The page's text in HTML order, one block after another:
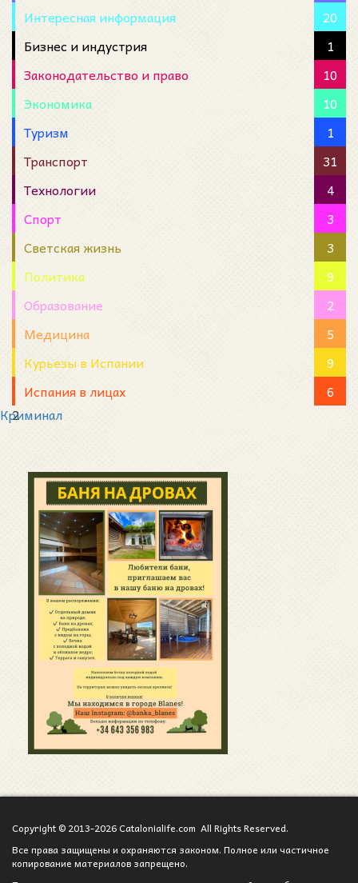
Интересная информация
20
Бизнес и индустрия
1
Законодательство и право
10
Экономика
10
Туризм
1
Транспорт
31
Технологии
4
Спорт
3
Светская жизнь
3
Политика
9
Образование
2
Медицина
5
Курьезы в Испании
9
Испания в лицах
6
Криминал
2
Copyright © 2013-2026 Catalonialife.com All Rights Reserved.
Все права защищены и охраняются законом. Полное или частичное
копирование материалов запрещено.